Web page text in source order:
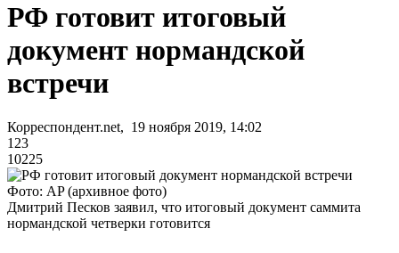
РФ готовит итоговый
документ нормандской
встречи
Корреспондент.net, 19 ноября 2019, 14:02
123
10225
Фото: AP (архивное фото)
Дмитрий Песков заявил, что итоговый документ саммита
нормандской четверки готовится